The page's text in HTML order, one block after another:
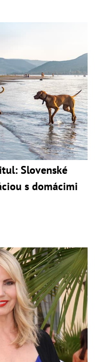
Slovenské
s domácimi